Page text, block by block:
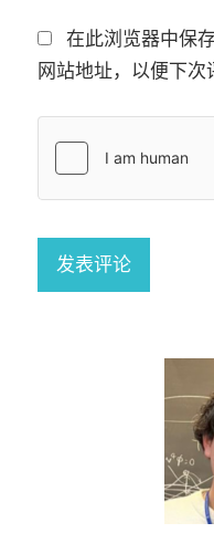
在此浏览器中保
网站地址，以便下次